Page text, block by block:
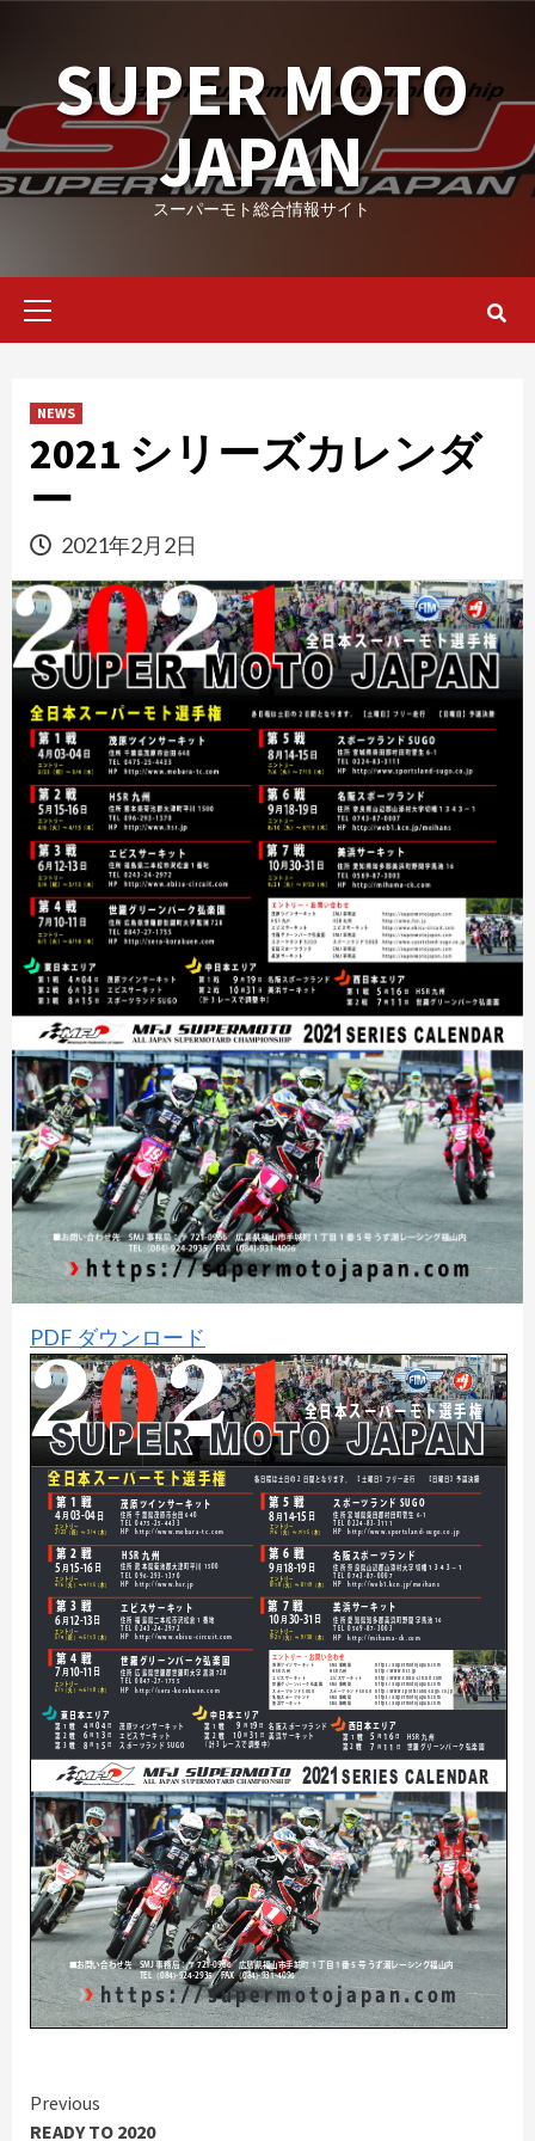
contentSUPER MOTO
JAPAN
スーパーモト総合情報サイト
Primary
NEWS
2021 シリーズカレンダ
ー
2021年2月2日
PDF ダウンロード
Continue
Previous
READY TO 2020